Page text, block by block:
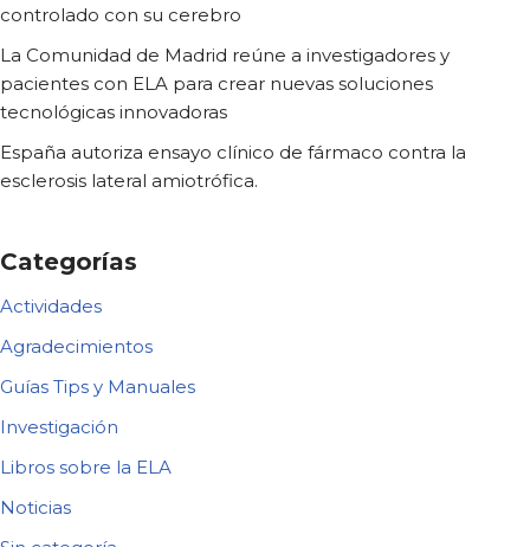
controlado con su cerebro
La Comunidad de Madrid reúne a investigadores y
pacientes con ELA para crear nuevas soluciones
tecnológicas innovadoras
España autoriza ensayo clínico de fármaco contra la
esclerosis lateral amiotrófica.
Categorías
Actividades
Agradecimientos
Guías Tips y Manuales
Investigación
Libros sobre la ELA
Noticias